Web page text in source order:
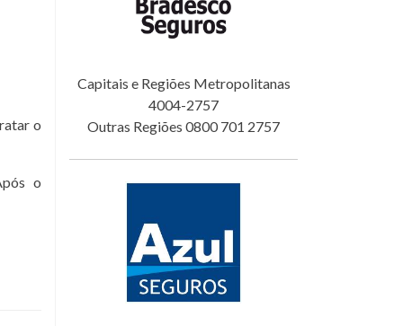
o
o
Capitais e Regiões Metropolitanas
4004-2757
Outras Regiões 0800 701 2757